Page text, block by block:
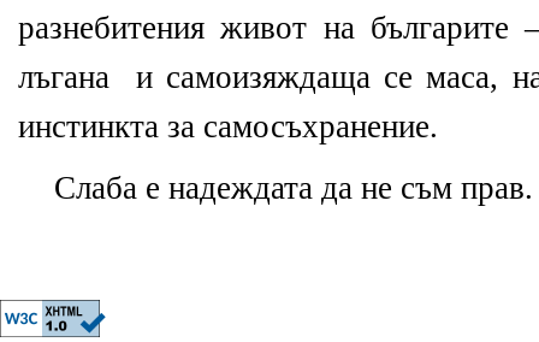
разнебитения живот на българите
лъгана
и самоизяждаща се маса,
инстинкта за самосъхранение.
Слаба е надеждата да не съм прав.